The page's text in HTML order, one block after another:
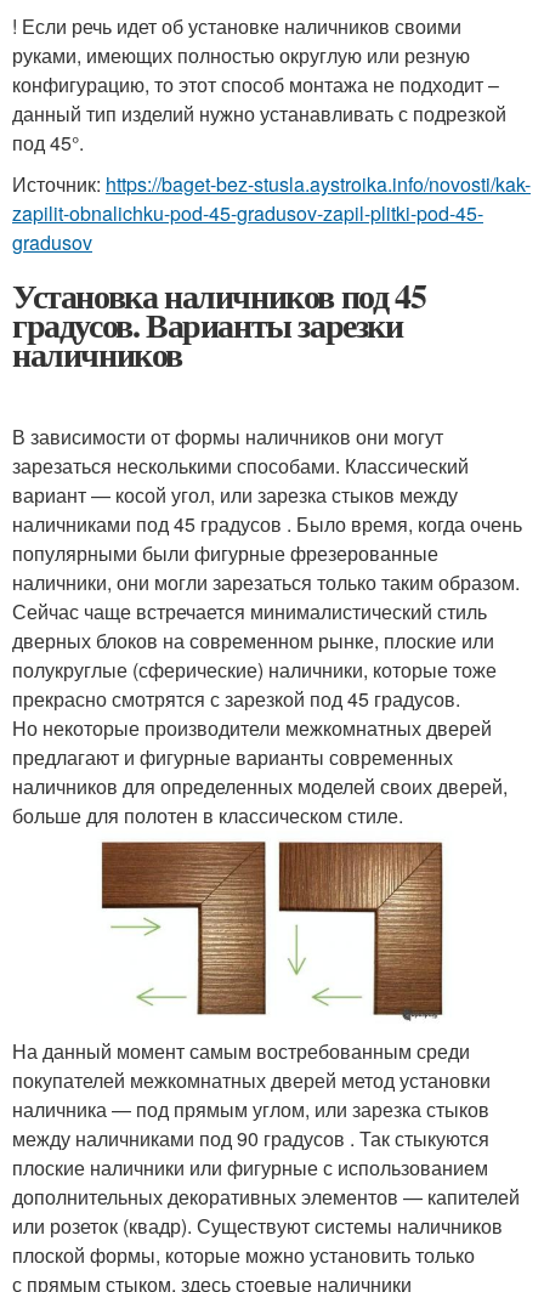
! Если речь идет об установке наличников своими
руками, имеющих полностью округлую или резную
конфигурацию, то этот способ монтажа не подходит –
данный тип изделий нужно устанавливать с подрезкой
под 45°.
Источник: https://baget-bez-stusla.aystroika.info/novosti/kak-
zapilit-obnalichku-pod-45-gradusov-zapil-plitki-pod-45-
gradusov
Установка наличников под 45
градусов. Варианты зарезки
наличников
В зависимости от формы наличников они могут
зарезаться несколькими способами. Классический
вариант — косой угол, или зарезка стыков между
наличниками под 45 градусов . Было время, когда очень
популярными были фигурные фрезерованные
наличники, они могли зарезаться только таким образом.
Сейчас чаще встречается минималистический стиль
дверных блоков на современном рынке, плоские или
полукруглые (сферические) наличники, которые тоже
прекрасно смотрятся с зарезкой под 45 градусов.
Но некоторые производители межкомнатных дверей
предлагают и фигурные варианты современных
наличников для определенных моделей своих дверей,
больше для полотен в классическом стиле.
На данный момент самым востребованным среди
покупателей межкомнатных дверей метод установки
наличника — под прямым углом, или зарезка стыков
между наличниками под 90 градусов . Так стыкуются
плоские наличники или фигурные с использованием
дополнительных декоративных элементов — капителей
или розеток (квадр). Существуют системы наличников
плоской формы, которые можно установить только
с прямым стыком, здесь стоевые наличники